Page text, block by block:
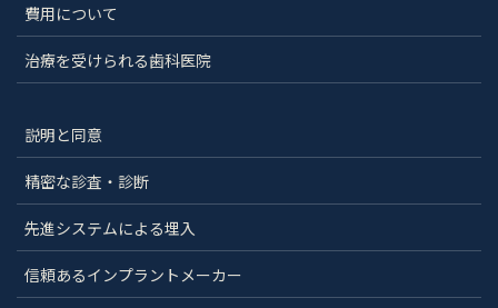
費用について
治療を受けられる歯科医院
説明と同意
精密な診査・診断
先進システムによる埋入
信頼あるインプラントメーカー